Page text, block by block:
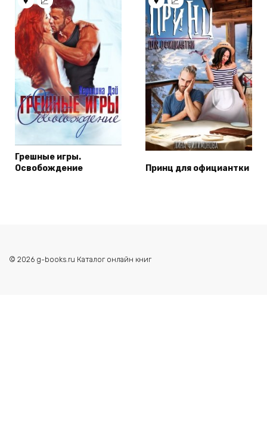
Грешные игры.
Освобождение
Принц для официантки
© 2026 g-books.ru Каталог онлайн книг